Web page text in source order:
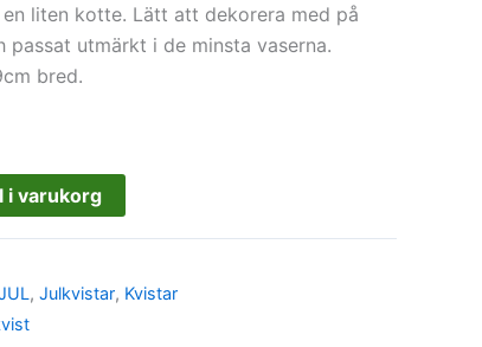
liten kotte. Lätt att dekorera med på
passat utmärkt i de minsta vaserna.
bred.
i varukorg
, Julkvistar, Kvistar